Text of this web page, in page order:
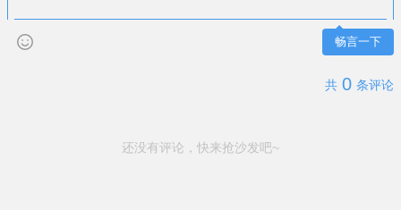
畅言一下
共 0 条评论
还没有评论，快来抢沙发吧~